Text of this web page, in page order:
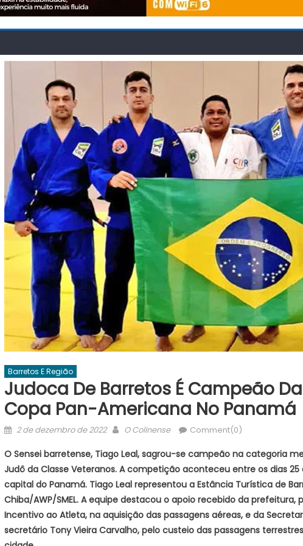
Barretos E Região
Judoca De Barretos É Campeão
Copa Pan-Americana No Panamá
Posted
2 de dezembro de 2022 Author
O Colinense Comment(0)
O Sensei barretense, Tiago Leal, sagrou-se campeão na categoria
Judô da Classe Veteranos. A competição aconteceu entre os dias
capital do Panamá. Tiago Leal representou a Estância Turística de
Chiba/AWP/SMEL. A equipe destacou o apoio recebido da prefeitura,
Incentivo ao Atleta, na aquisição das passagens aéreas, e da
secretário Tony Vieira Carvalho, pelo custeio das passagens